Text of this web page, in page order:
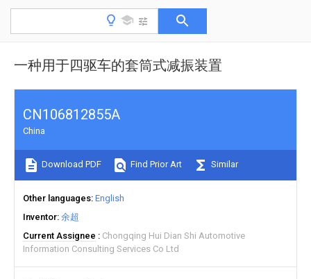
一种用于四驱车的套筒式减振装置
CN106812855A
China
Download PDF Find Prior Art Similar
Other languages English
Inventor 余超
Current Assignee
Chongqing Hui Dian Shi Automotive
Information Consulting Services Co Ltd